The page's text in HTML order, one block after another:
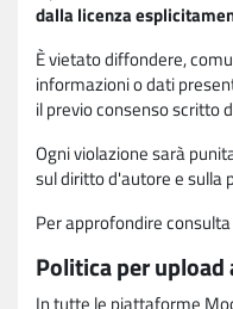
dalla licenza
È vietato diffondere,
informazioni o dati
il previo consenso scritto
Ogni violazione sarà
sul diritto d'autore e sulla
Per approfondire
Politica per
In tutte le piattaforme